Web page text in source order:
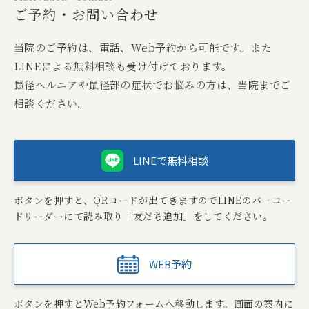
ご予約・お問い合わせ
当院のご予約は、電話、Web予約から可能です。また
LINEによる無料相談も受け付けております。
鼠径ヘルニアや鼠径部の症状でお悩みの方は、当院までご
相談ください。
WEB予約
ボタンを押すとWeb予約フォームへ移動します。画面の案内に
LINEで無料相談
ボタンを押すと、QRコードが出てきますのでLINEのバーコー
ドリーダーにて読み取り「友だち追加」をしてください。